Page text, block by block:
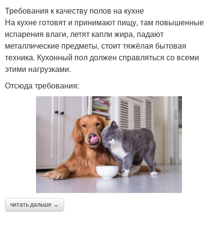
Требования к качеству полов на кухне
На кухне готовят и принимают пищу, там повышенные
испарения влаги, летят капли жира, падают
металлические предметы, стоит тяжёлая бытовая
техника. Кухонный пол должен справляться со всеми
этими нагрузками.
Отсюда требования:
читать дальше →